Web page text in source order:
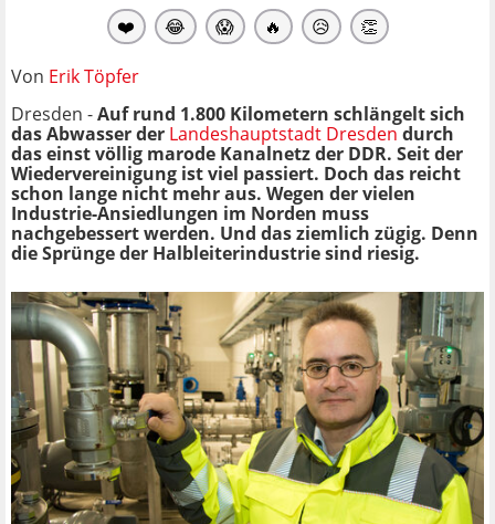
❤️ 😂 😱 🔥 😥 👏
Von Erik Töpfer
Dresden -Auf rund 1.800 Kilometern schlängelt sich
das Abwasser der Landeshauptstadt Dresden durch
das einst völlig marode Kanalnetz der DDR. Seit der
Wiedervereinigung ist viel passiert. Doch das reicht
schon lange nicht mehr aus. Wegen der vielen
Industrie-Ansiedlungen im Norden muss
nachgebessert werden. Und das ziemlich zügig. Denn
die Sprünge der Halbleiterindustrie sind riesig.